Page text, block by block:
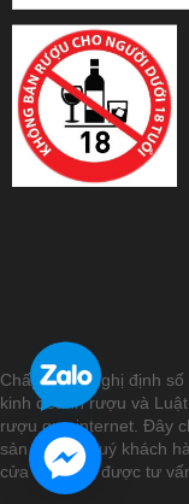
Chấp hành Nghị định
kinh doanh rượu và
rượu qua internet. Đây
sản phẩm. Quý khách
cửa hàng để được tư